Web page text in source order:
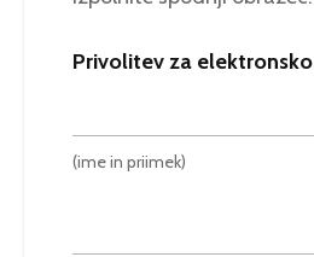
Privolitev za
(ime in priimek)